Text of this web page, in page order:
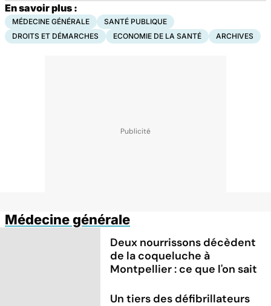
En savoir plus :
MÉDECINE GÉNÉRALE
SANTÉ PUBLIQUE
DROITS ET DÉMARCHES
ECONOMIE DE LA SANTÉ ARCHIVES
Médecine générale
Deux nourrissons décèdent
de la coqueluche à
Montpellier : ce que l'on sait
Un tiers des défibrillateurs